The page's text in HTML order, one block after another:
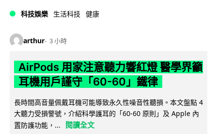
科技娛樂 生活科技 健康
arthur 3 小時
AirPods 用家注意聽力響紅燈 醫學界籲
耳機用戶謹守「60-60」鐵律
長時間高音量佩戴耳機可能導致永久性噪音性聽損。本文盤點 4
大聽力受損警號，介紹科學護耳的「60-60 原則」及 Apple 內
置防護功能，...
閱讀全文